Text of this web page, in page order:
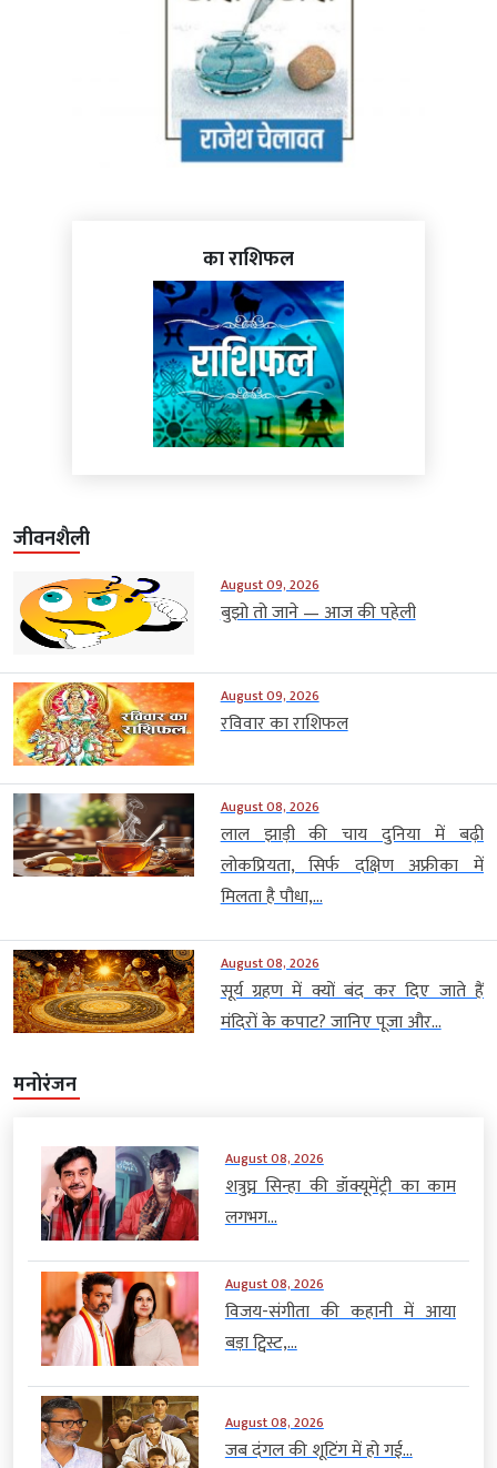
का राशिफल
जीवनशैली
August 09, 2026
बुझो तो जाने — आज की पहेली
August 09, 2026
रविवार का राशिफल
August 08, 2026
लाल झाड़ी की चाय दुनिया में बढ़ी
लोकप्रियता, सिर्फ दक्षिण अफ्रीका में
मिलता है पौधा,...
August 08, 2026
सूर्य ग्रहण में क्यों बंद कर दिए जाते हैं
मंदिरों के कपाट? जानिए पूजा और...
मनोरंजन
August 08, 2026
शत्रुघ्न सिन्हा की डॉक्यूमेंट्री का काम
लगभग...
August 08, 2026
विजय-संगीता की कहानी में आया
बड़ा ट्विस्ट,...
August 08, 2026
जब दंगल की शूटिंग में हो गई...